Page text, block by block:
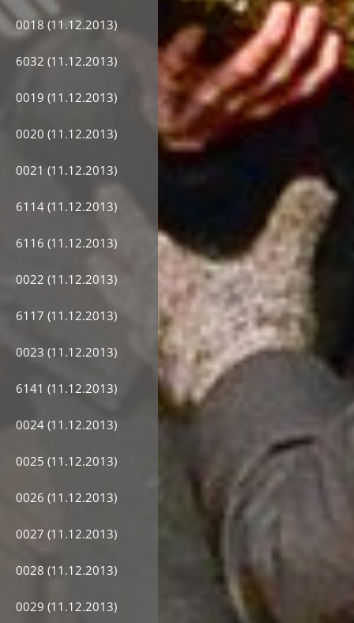
0018 (11.12.2013)
6032 (11.12.2013)
0019 (11.12.2013)
0020 (11.12.2013)
0021 (11.12.2013)
6114 (11.12.2013)
6116 (11.12.2013)
0022 (11.12.2013)
6117 (11.12.2013)
0023 (11.12.2013)
6141 (11.12.2013)
0024 (11.12.2013)
0025 (11.12.2013)
0026 (11.12.2013)
0027 (11.12.2013)
0028 (11.12.2013)
0029 (11.12.2013)